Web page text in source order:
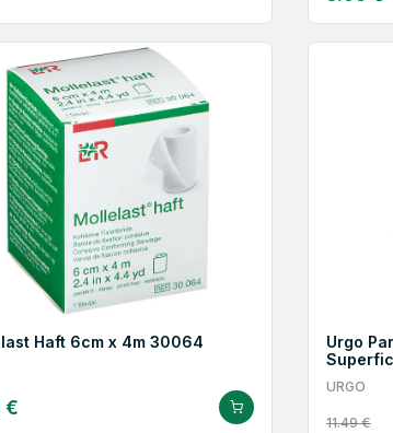
Haft 6cm x 4m 30064
€
Urgo
URGO
11.49 €